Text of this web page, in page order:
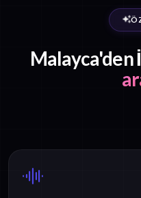
Malayca'den